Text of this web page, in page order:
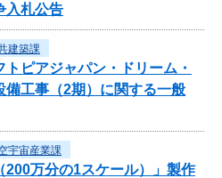
入札公告
建築課
トピアジャパン・ドリーム・
備工事（2期）に関する一般
宇宙産業課
200万分の1スケール）」製作